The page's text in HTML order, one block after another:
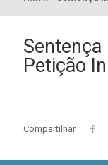
Petição
Compartilhar